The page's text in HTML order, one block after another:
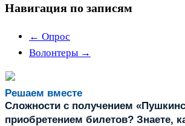
Навигация по записям
← Опрос
Волонтеры →
Решаем вместе
Сложности с получением
приобретением билетов? Знаете,